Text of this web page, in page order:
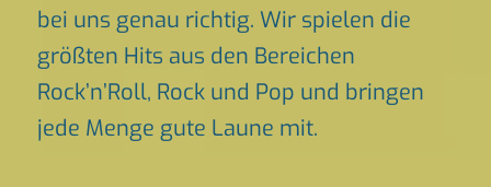
bei uns genau richtig. Wir spielen die
größten Hits aus den Bereichen
Rock’n’Roll, Rock und Pop und bringen
jede Menge gute Laune mit.